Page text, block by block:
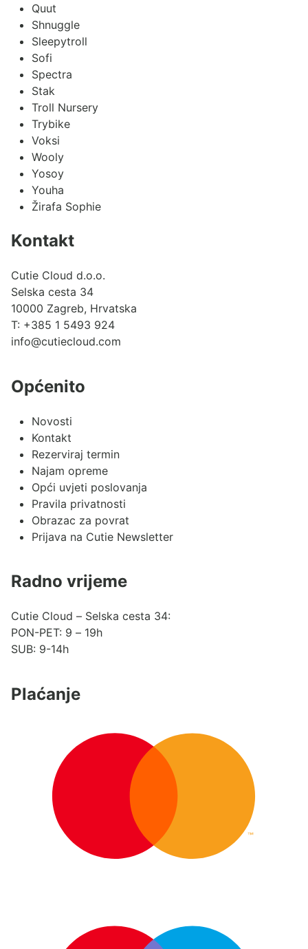
Quut
Shnuggle
Sleepytroll
Sofi
Spectra
Stak
Troll Nursery
Trybike
Voksi
Wooly
Yosoy
Youha
Žirafa Sophie
Kontakt
Cutie Cloud d.o.o.
Selska cesta 34
10000 Zagreb, Hrvatska
T: +385 1 5493 924
info@cutiecloud.com
Općenito
Novosti
Kontakt
Rezerviraj termin
Najam opreme
Opći uvjeti poslovanja
Pravila privatnosti
Obrazac za povrat
Prijava na Cutie Newsletter
Radno vrijeme
Cutie Cloud – Selska cesta 34:
PON-PET: 9 – 19h
SUB: 9-14h
Plaćanje